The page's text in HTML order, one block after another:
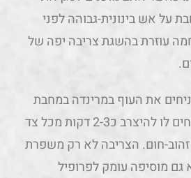
על אש בינונית-גבוהה לפני
עוזרת בהשגת צריבה יפה של
את העוף במרינדה במחבת
שחוממת מראש, מניחים לו להיצרב כ2-3 דקות מכל צד
חום. הצריבה לא רק משפרת
מוסיפה עומק לפרופיל